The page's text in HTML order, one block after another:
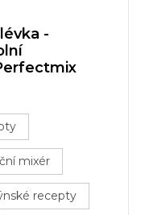
-
mixér
recepty